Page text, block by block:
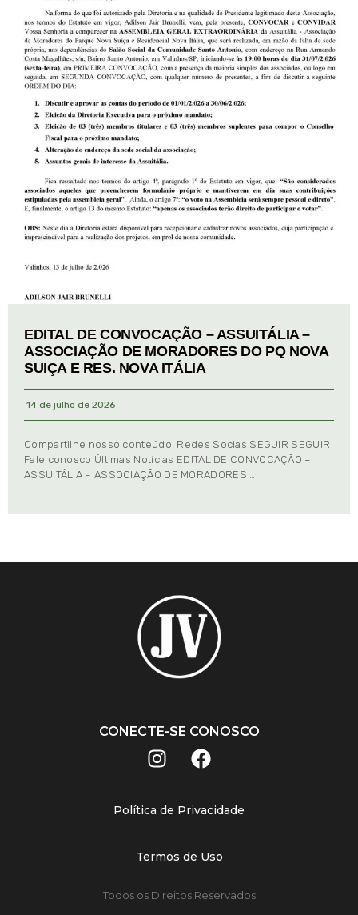
EDITAL DE CONVOCAÇÃO – ASSUITÁLIA –
ASSOCIAÇÃO DE MORADORES DO PQ NOVA
SUIÇA E RES. NOVA ITÁLIA
14 de julho de 2026
Compartilhe nosso conteúdo: Redes Socias SEGUIR SEGUIR
Fale conosco Últimas Notícias EDITAL DE CONVOCAÇÃO –
ASSUITÁLIA – ASSOCIAÇÃO DE MORADORES …
CONECTE-SE CONOSCO
Política de Privacidade
Termos de Uso
Todos os Direitos Reservados